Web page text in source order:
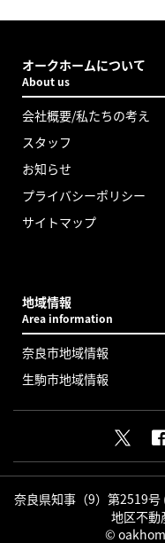
オークホームについて
About us
会社概要/私たちの考え
スタッフ
お知らせ
プライバシーポリシー
サイトマップ
地域情報
Area information
奈良市地域情報
生駒市地域情報
奈良県知事（9）第2519
地区不動
©